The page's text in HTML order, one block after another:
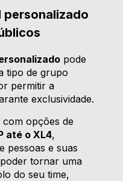
pode
tipo de grupo
permitir a
exclusividade.
com opções de
até o XL4,
pessoas e suas
tornar uma
do seu time,